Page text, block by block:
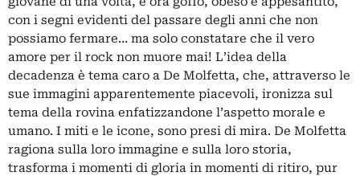
con i segni evidenti del passare degli anni che non
possiamo fermare… ma solo constatare che il vero
amore per il rock non muore mai! L’idea della
decadenza è tema caro a De Molfetta, che, attraverso le
sue immagini apparentemente piacevoli, ironizza sul
tema della rovina enfatizzandone l’aspetto morale e
umano. I miti e le icone, sono presi di mira. De Molfetta
ragiona sulla loro immagine e sulla loro storia,
trasforma i momenti di gloria in momenti di ritiro, pur